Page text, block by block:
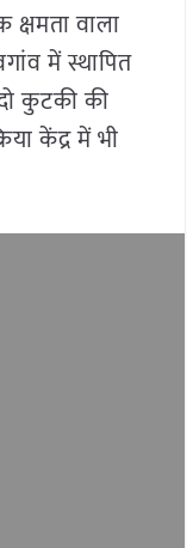
वाला
में स्थापित
कुटकी की
केंद्र में भी